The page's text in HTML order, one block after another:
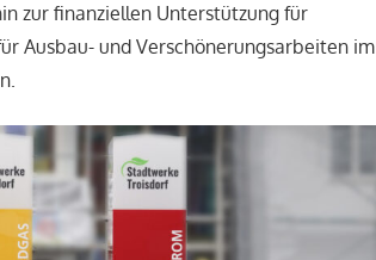
zur finanziellen Unterstützung für
Ausbau- und Verschönerungsarbeiten im